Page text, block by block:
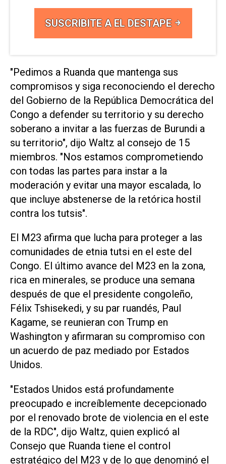
SUSCRIBITE A EL DESTAPE
"Pedimos a Ruanda que mantenga sus
compromisos y siga reconociendo el derecho
del Gobierno de la República Democrática del
Congo a defender su territorio y su derecho
soberano a invitar a las fuerzas de Burundi a
su territorio", dijo Waltz al consejo de 15
miembros. "Nos estamos comprometiendo
con todas las partes para instar a la
moderación y evitar una mayor escalada, lo
que incluye abstenerse de la retórica hostil
contra los tutsis".
El M23 afirma que lucha para proteger a las
comunidades de etnia tutsi en el este del
Congo. El último avance del M23 en la zona,
rica en minerales, se produce una semana
después de que el presidente congoleño,
Félix Tshisekedi, y su par ruandés, Paul
Kagame, se reunieran con Trump en
Washington y afirmaran su compromiso con
un acuerdo de paz mediado por Estados
Unidos.
"Estados Unidos está profundamente
preocupado e increíblemente decepcionado
por el renovado brote de violencia en el este
de la RDC", dijo Waltz, quien explicó al
Consejo que Ruanda tiene el control
estratégico del M23 y de lo que denominó el